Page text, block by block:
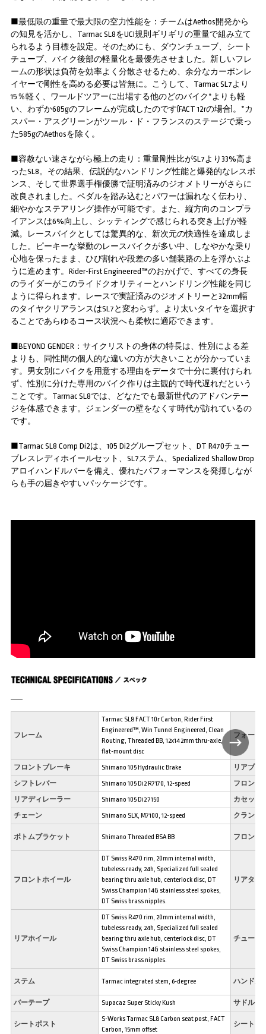
■最低限の重量で最大限の空力性能を：チームはAethos開発から
の知見を活かし、Tarmac SL8をUCI規則ギリギリの重量で組み立て
られるよう目標を設定。そのためにも、ダウンチューブ、シート
チューブ、バイク後部の軽量化を最優先させました。新しいフレ
ームの形状は負荷を効率よく分散させるため、余分なカーボンレ
イヤーで剛性を高める必要は皆無に。こうして、Tarmac SL7より
15％軽く、ワールドツアーに出場する他のどのバイク*よりも軽
い、わずか685gのフレームが完成したのです(FACT 12rの場合)。*カ
スパー・アスグリーンがツール・ド・フランスのステージで乗っ
た585gのAethosを除く。
■容赦ない速さながら極上の走り：重量剛性比がSL7より33%高ま
ったSL8。その結果、伝説的なハンドリング性能と爆発的なレスポ
ンス、そして世界選手権優勝で証明済みのジオメトリーがさらに
改良されました。ペダルを踏み込むとパワーは漏れなく伝わり、
細やかなステアリング操作が可能です。また、縦方向のコンプラ
イアンスは6%向上し、シッティングで感じられる突き上げが軽
減。レースバイクとしては驚異的な、新次元の快適性を達成しま
した。ピーキーな挙動のレースバイクが多い中、しなやかな乗り
心地を保ったまま、ひび割れや段差の多い舗装路の上を浮かぶよ
うに進めます。Rider-First Engineered™のおかげで、すべての身長
のライダーがこのライドクオリティーとハンドリング性能を同じ
ように得られます。レースで実証済みのジオメトリーと32mm幅
のタイヤクリアランスはSL7と変わらず。より太いタイヤを選択す
ることであらゆるコース状況へも柔軟に適応できます。
■BEYOND GENDER：サイクリストの身体の特長は、性別による差
よりも、同性間の個人的な違いの方が大きいことが分かっていま
す。男女別にバイクを用意する理由をデータで十分に裏付けられ
ず、性別に分けた専用のバイク作りは主観的で時代遅れだという
ことです。Tarmac SL8では、どなたでも最新世代のアドバンテー
ジを体感できます。ジェンダーの壁をなくす時代が訪れているの
です。
■Tarmac SL8 Comp Di2は、105 Di2グループセット、DT R470チュー
ブレスレディホイールセット、SL7ステム、Specialized Shallow Drop
アロイハンドルバーを備え、優れたパフォーマンスを発揮しなが
らも手の届きやすいパッケージです。
フレーム
Tarmac SL8 FACT 10r Carbon, Rider First
Engineered™, Win Tunnel Engineered, Clean
Routing, Threaded BB, 12x142mm thru-axle,
flat-mount disc
フォーク
フロントブレーキ Shimano 105 Hydraulic Brake リアブレ
シフトレバー Shimano 105 Di2 R7170, 12-speed フロント
リアディレーラー Shimano 105 Di2 7150 カセット
チェーン Shimano SLX, M7100, 12-speed クランク
ボトムブラケット Shimano Threaded BSA BB フロント
フロントホイール
DT Swiss R470 rim, 20mm internal width,
tubeless ready, 24h, Specialized full sealed
bearing thru axle hub, centerlock disc, DT
Swiss Champion 14G stainless steel spokes,
DT Swiss brass nipples.
リアタイ
リアホイール
DT Swiss R470 rim, 20mm internal width,
tubeless ready, 24h, Specialized full sealed
bearing thru axle hub, centerlock disc, DT
Swiss Champion 14G stainless steel spokes,
DT Swiss brass nipples.
チューブ
ステム Tarmac integrated stem, 6-degree ハンドル
バーテープ Supacaz Super Sticky Kush サドル
シートポスト
S-Works Tarmac SL8 Carbon seat post, FACT
Carbon, 15mm offset
シートク